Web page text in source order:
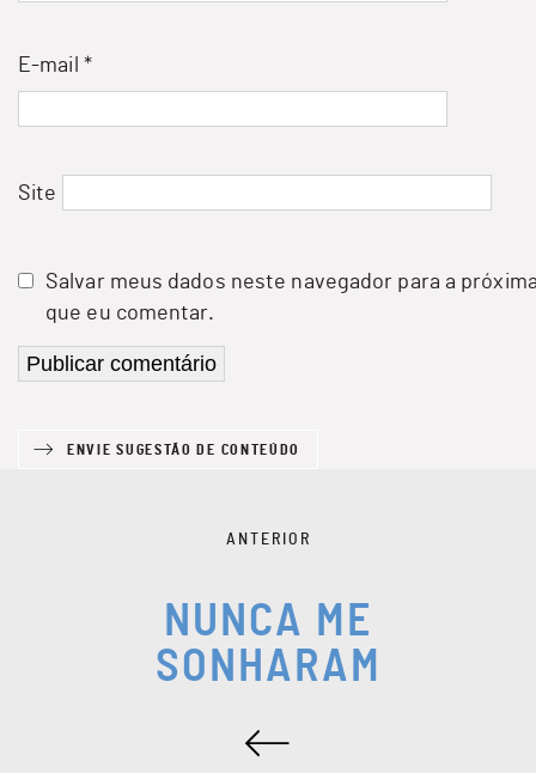
E-mail *
Site
Salvar meus dados neste navegador para a
que eu comentar.
ENVIE SUGESTÃO DE CONTEÚDO
ANTERIOR
NUNCA ME
SONHARAM